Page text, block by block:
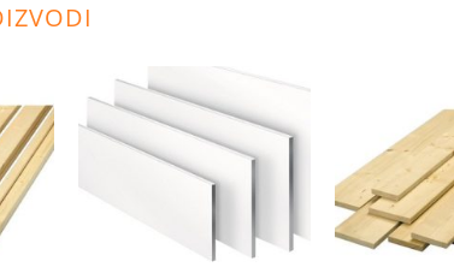
na
listu
želja
Dodaj